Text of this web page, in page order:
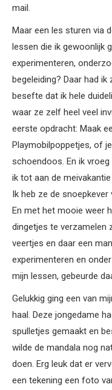
mail.
Maar een les sturen via
lessen die ik gewoonlijk
experimenteren,
begeleiding? Daar had
besefte dat ik hele
waar ze zelf heel veel
eerste opdracht: Maak
Playmobilpoppetjes, of
schoendoos. En ik
ik tot aan de
Ik heb ze de
En met het mooie weer
dingetjes te verzamelen
veertjes en daar een
experimenteren en
mijn lessen, gebeurde
Gelukkig ging een van
haal. Deze jongedame
spulletjes gemaakt en
wilde de mandala nog
doen. Erg leuk dat er
een tekening een foto